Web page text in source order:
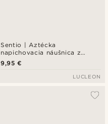
Sentio | Aztécka
napichovacia náušnica z
čiernej chirurgickej ocele
9,95 €
LUCLEON